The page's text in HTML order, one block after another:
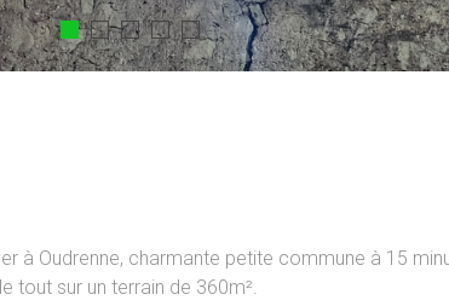
à Oudrenne, charmante petite commune à 15
tout sur un terrain de 360m².